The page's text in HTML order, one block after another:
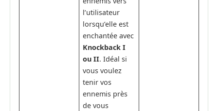
l’utilisateur
lorsqu’elle est
enchantée avec
Knockback I
ou II. Idéal si
vous voulez
tenir vos
ennemis près
de vous